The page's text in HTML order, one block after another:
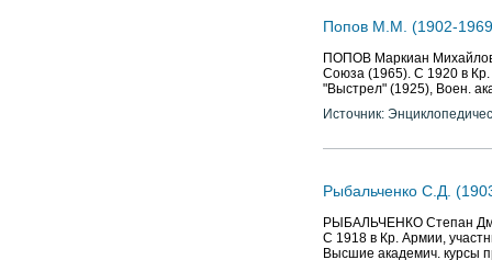
Попов М.М. (1902-
ПОПОВ Маркиан
Союза (1965). С 1920 в Кр.
"Выстрел" (1925), Воен.
Источник:
Рыбальченко С.Д.
РЫБАЛЬЧЕНКО Степан
С 1918 в Кр. Армии,
Высшие академич. курсы